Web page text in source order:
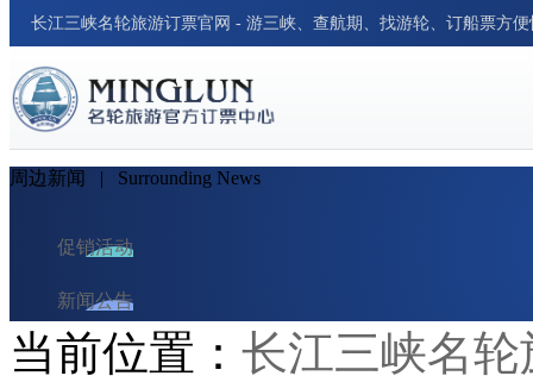
长江三峡名轮旅游订票官网 - 游三峡、查航期、找游轮、订船票方
周边新闻 | Surrounding News
促销活动
新闻公告
游轮资讯
当前位置： 长江三峡名